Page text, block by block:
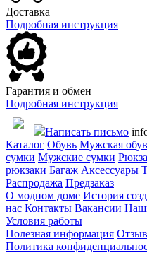
Доставка
Подробная инструкция
Гарантия и обмен
Подробная инструкция
Написать письмо
Каталог Обувь Мужская
сумки Мужские сумки
рюкзаки Багаж Аксессуары
Распродажа Предзаказ
О модном доме История
нас Контакты Вакансии
Условия работы
Полезная информация
Политика